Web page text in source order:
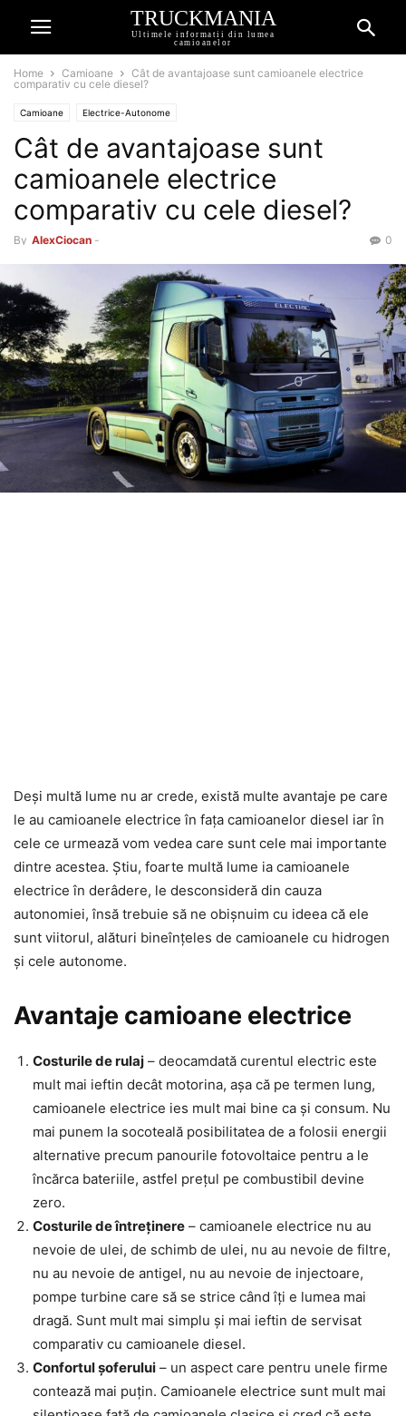
TRUCKMANIA
Ultimele informatii din lumea
camioanelor
Home Camioane
Cât de avantajoase sunt camioanele electrice
comparativ cu cele diesel?
Camioane Electrice-Autonome
Cât de avantajoase sunt
camioanele electrice
comparativ cu cele diesel?
By AlexCiocan - 0
Deși multă lume nu ar crede, există multe avantaje pe care
le au camioanele electrice în fața camioanelor diesel iar în
cele ce urmează vom vedea care sunt cele mai importante
dintre acestea. Știu, foarte multă lume ia camioanele
electrice în derâdere, le desconsideră din cauza
autonomiei, însă trebuie să ne obișnuim cu ideea că ele
sunt viitorul, alături bineînțeles de camioanele cu hidrogen
și cele autonome.
Avantaje camioane electrice
Costurile de rulaj – deocamdată curentul electric este
mult mai ieftin decât motorina, așa că pe termen lung,
camioanele electrice ies mult mai bine ca și consum. Nu
mai punem la socoteală posibilitatea de a folosii energii
alternative precum panourile fotovoltaice pentru a le
încărca bateriile, astfel prețul pe combustibil devine
zero.
Costurile de întreținere – camioanele electrice nu au
nevoie de ulei, de schimb de ulei, nu au nevoie de filtre,
nu au nevoie de antigel, nu au nevoie de injectoare,
pompe turbine care să se strice când îți e lumea mai
dragă. Sunt mult mai simplu și mai ieftin de servisat
comparativ cu camioanele diesel.
Confortul șoferului – un aspect care pentru unele firme
contează mai puțin. Camioanele electrice sunt mult mai